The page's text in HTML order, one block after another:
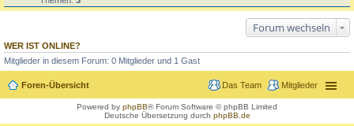
Forum wechseln
WER IST ONLINE?
Mitglieder in diesem Forum: 0 Mitglieder und 1 Gast
Foren-Übersicht Mitglieder
Das Team
Powered by phpBB® Forum Software © phpBB Limited
Deutsche Übersetzung durch phpBB.de